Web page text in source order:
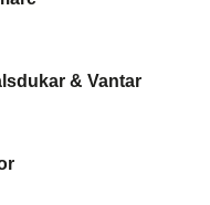
& Vantar